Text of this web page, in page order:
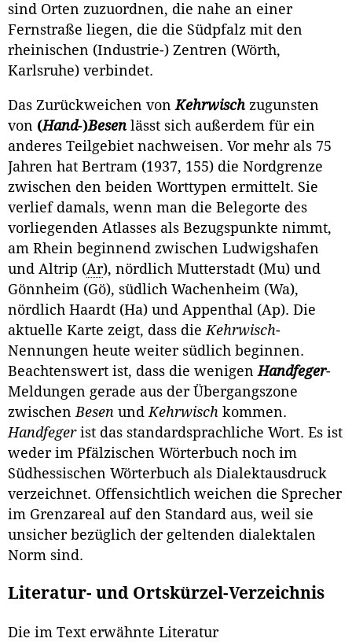
sind Orten zuzuordnen, die nahe an einer
Fernstraße liegen, die die Südpfalz mit den
rheinischen (Industrie-) Zentren (Wörth,
Karlsruhe) verbin­det.
Das Zurückweichen vonKehrwischzugunsten
von (Hand-)Besenlässt sich außerdem für ein
anderes Teilgebiet nachweisen. Vor mehr als 75
Jah­ren hat Bertram (1937, 155) die Nordgrenze
zwischen den beiden Worttypen ermittelt. Sie
verlief damals, wenn man die Belegorte des
vorliegenden At­lasses als Bezugspunkte nimmt,
am Rhein beginnend zwischen Ludwigsha­fen
und Altrip (Ar), nördlich Mutterstadt (Mu) und
Gönnheim (Gö), südlich Wachenheim (Wa),
nördlich Haardt (Ha) und Appenthal (Ap). Die
aktuelle Karte zeigt, dass die Kehrwisch-
Nennungen heute weiter südlich beginnen.
Beachtenswert ist, dass die wenigenHandfeger-
Meldungen gerade aus der Übergangszone
zwischen Besen und Kehrwisch kommen.
Handfegerist das standardsprachliche Wort. Es ist
weder im Pfälzischen Wörterbuch noch im
Südhessischen Wörterbuch als Dialektausdruck
verzeichnet. Offensichtlich weichen die Sprecher
im Grenz­areal auf den Standard aus, weil sie
unsicher bezüglich der geltenden dialek­talen
Norm sind.
Literatur- und Ortskürzel-Verzeichnis
Die im Text erwähnte Literatur